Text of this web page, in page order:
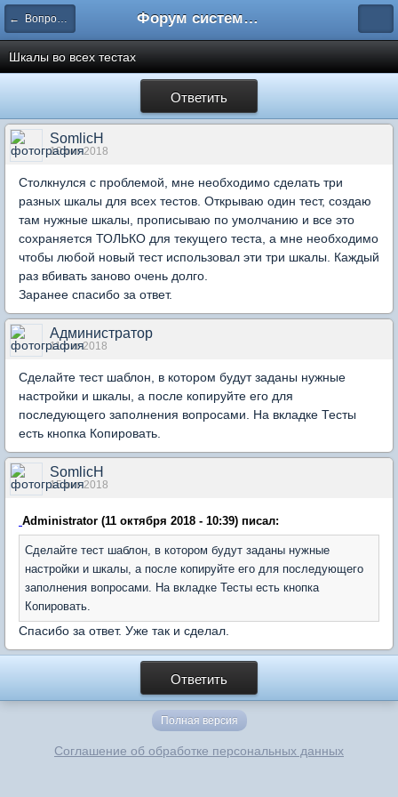
← Вопросы составления тестов Форум системы тестирования INDIGO
Шкалы во всех тестах
Ответить
SomlicH
10 окт 2018
Столкнулся с проблемой, мне необходимо сделать три
разных шкалы для всех тестов. Открываю один тест, создаю
там нужные шкалы, прописываю по умолчанию и все это
сохраняется ТОЛЬКО для текущего теста, а мне необходимо
чтобы любой новый тест использовал эти три шкалы. Каждый
раз вбивать заново очень долго.
Заранее спасибо за ответ.
Администратор
11 окт 2018
Сделайте тест шаблон, в котором будут заданы нужные
настройки и шкалы, а после копируйте его для
последующего заполнения вопросами. На вкладке Тесты
есть кнопка Копировать.
SomlicH
15 окт 2018
Administrator (11 октября 2018 - 10:39) писал:
Сделайте тест шаблон, в котором будут заданы нужные
настройки и шкалы, а после копируйте его для последующего
заполнения вопросами. На вкладке Тесты есть кнопка
Копировать.
Спасибо за ответ. Уже так и сделал.
Ответить
Полная версия
Соглашение об обработке персональных данных